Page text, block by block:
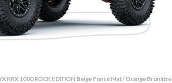
KRX 1000 ROCK EDITION Beige Foncé Mat / Orange Brunâtre